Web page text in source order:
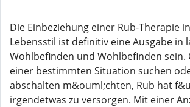
Die Einbeziehung einer Rub-Therapie
Lebensstil ist definitiv eine Ausgabe in
Wohlbefinden und Wohlbefinden sein.
einer bestimmten Situation suchen
abschalten m&ouml;chten, Rub hat
irgendetwas zu versorgen. Mit einer